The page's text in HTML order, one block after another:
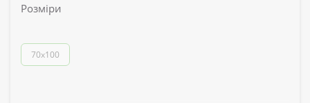
Розміри
70x100